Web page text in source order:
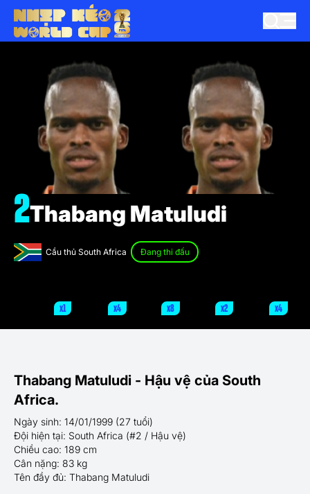
Cầu thủ South Africa Đang thi đấu
2Thabang Matuludi
x1 x4 x8 x2 x4
Thabang Matuludi - Hậu vệ của South
Africa.
Ngày sinh: 14/01/1999 (27 tuổi)
Đội hiện tại: South Africa (#2 / Hậu vệ)
Chiều cao: 189 cm
Cân nặng: 83 kg
Tên đầy đủ: Thabang Matuludi